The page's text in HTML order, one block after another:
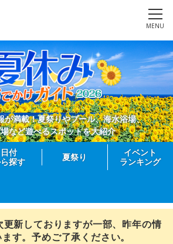
MENU
が満載！夏祭りやプール、海水浴場、
など遊べるスポットを大紹介
日付
探す
夏祭り
イベント
ランキング
新しておりますが一部、昨年の情
す。予めご了承ください。